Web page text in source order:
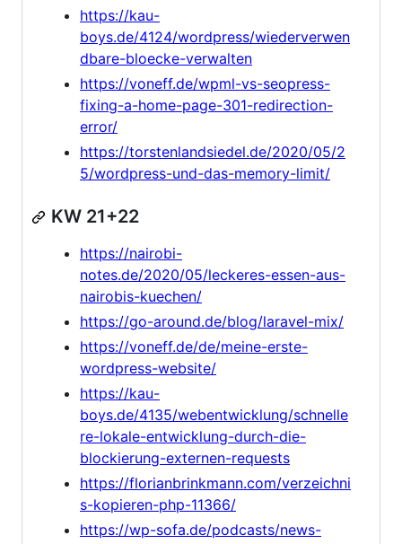
https://kau-
boys.de/4124/wordpress/wiederverwen
dbare-bloecke-verwalten
https://voneff.de/wpml-vs-seopress-
fixing-a-home-page-301-redirection-
error/
https://torstenlandsiedel.de/2020/05/2
5/wordpress-und-das-memory-limit/
KW 21+22
https://nairobi-
notes.de/2020/05/leckeres-essen-aus-
nairobis-kuechen/
https://go-around.de/blog/laravel-mix/
https://voneff.de/de/meine-erste-
wordpress-website/
https://kau-
boys.de/4135/webentwicklung/schnelle
re-lokale-entwicklung-durch-die-
blockierung-externen-requests
https://florianbrinkmann.com/verzeichni
s-kopieren-php-11366/
https://wp-sofa.de/podcasts/news-